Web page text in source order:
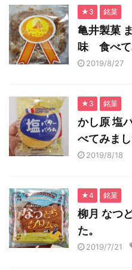
★3 銘菓
亀井製菓
味 食べて
2019/8/27
★3 銘菓
かし原 塩
べてみまし
2019/8/18
★4 銘菓
柳月 なつ
た。
2019/7/21